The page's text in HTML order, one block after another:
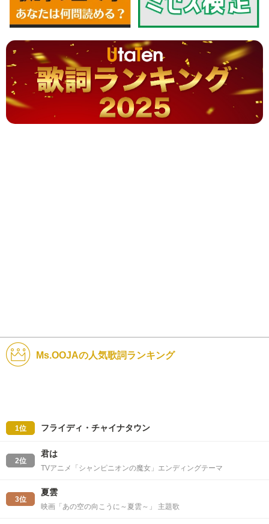
Ms.OOJAの人気歌詞ランキング
1位 フライディ・チャイナタウン
2位
君は
TVアニメ「シャンピニオンの魔女」エンディングテーマ
3位
夏雲
映画「あの空の向こうに～夏雲～」 主題歌